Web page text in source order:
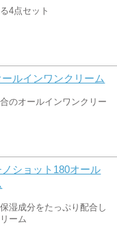
4点セット
ルインワンクリーム
のオールインワンクリー
ショット180オール
湿成分をたっぷり配合し
ーム